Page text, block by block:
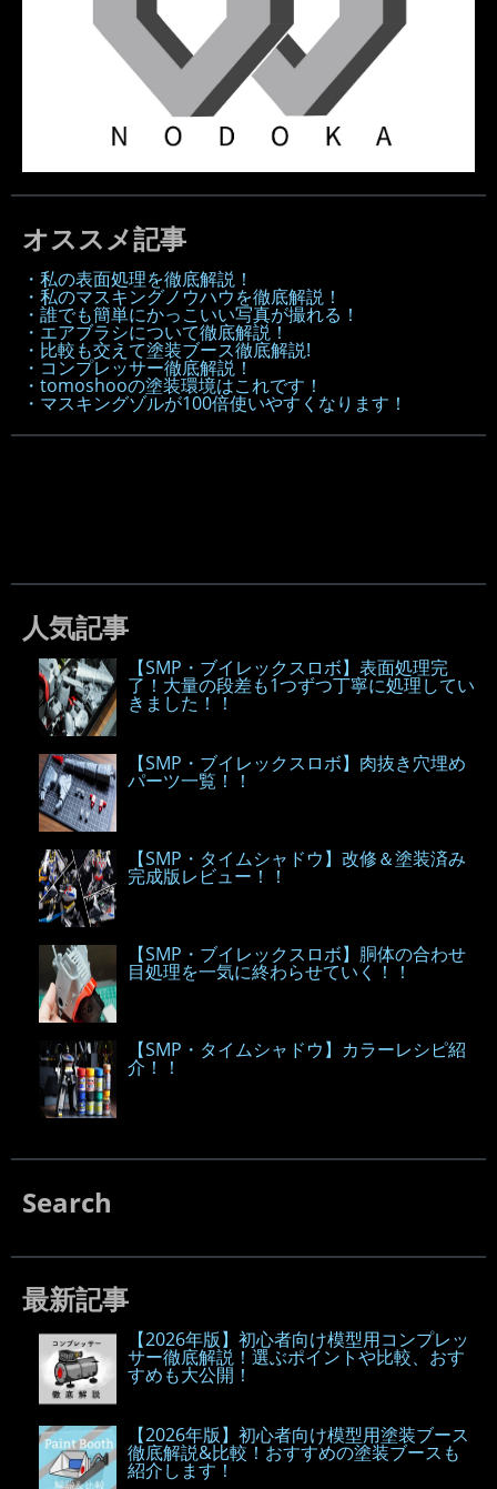
オススメ記事
・私の表面処理を徹底解説！
・私のマスキングノウハウを徹底解説！
・誰でも簡単にかっこいい写真が撮れる！
・エアブラシについて徹底解説！
・比較も交えて塗装ブース徹底解説!
・コンプレッサー徹底解説！
・tomoshooの塗装環境はこれです！
・マスキングゾルが100倍使いやすくなります！
人気記事
【SMP・ブイレックスロボ】表面処理完
了！大量の段差も1つずつ丁寧に処理してい
きました！！
【SMP・ブイレックスロボ】肉抜き穴埋め
パーツ一覧！！
【SMP・タイムシャドウ】改修＆塗装済み
完成版レビュー！！
【SMP・ブイレックスロボ】胴体の合わせ
目処理を一気に終わらせていく！！
【SMP・タイムシャドウ】カラーレシピ紹
介！！
Search
最新記事
【2026年版】初心者向け模型用コンプレッ
サー徹底解説！選ぶポイントや比較、おす
すめも大公開！
【2026年版】初心者向け模型用塗装ブース
徹底解説&比較！おすすめの塗装ブースも
紹介します！